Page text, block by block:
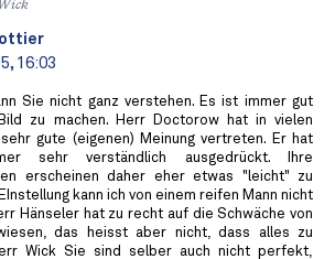
16:03
Sie nicht ganz verstehen. Es ist immer gut
zu machen. Herr Doctorow hat in vielen
gute (eigenen) Meinung vertreten. Er hat
sehr verständlich ausgedrückt. Ihre
erscheinen daher eher etwas "leicht" zu
kann ich von einem reifen Mann nicht
Hänseler hat zu recht auf die Schwäche von
das heisst aber nicht, dass alles zu
Wick Sie sind selber auch nicht perfekt,